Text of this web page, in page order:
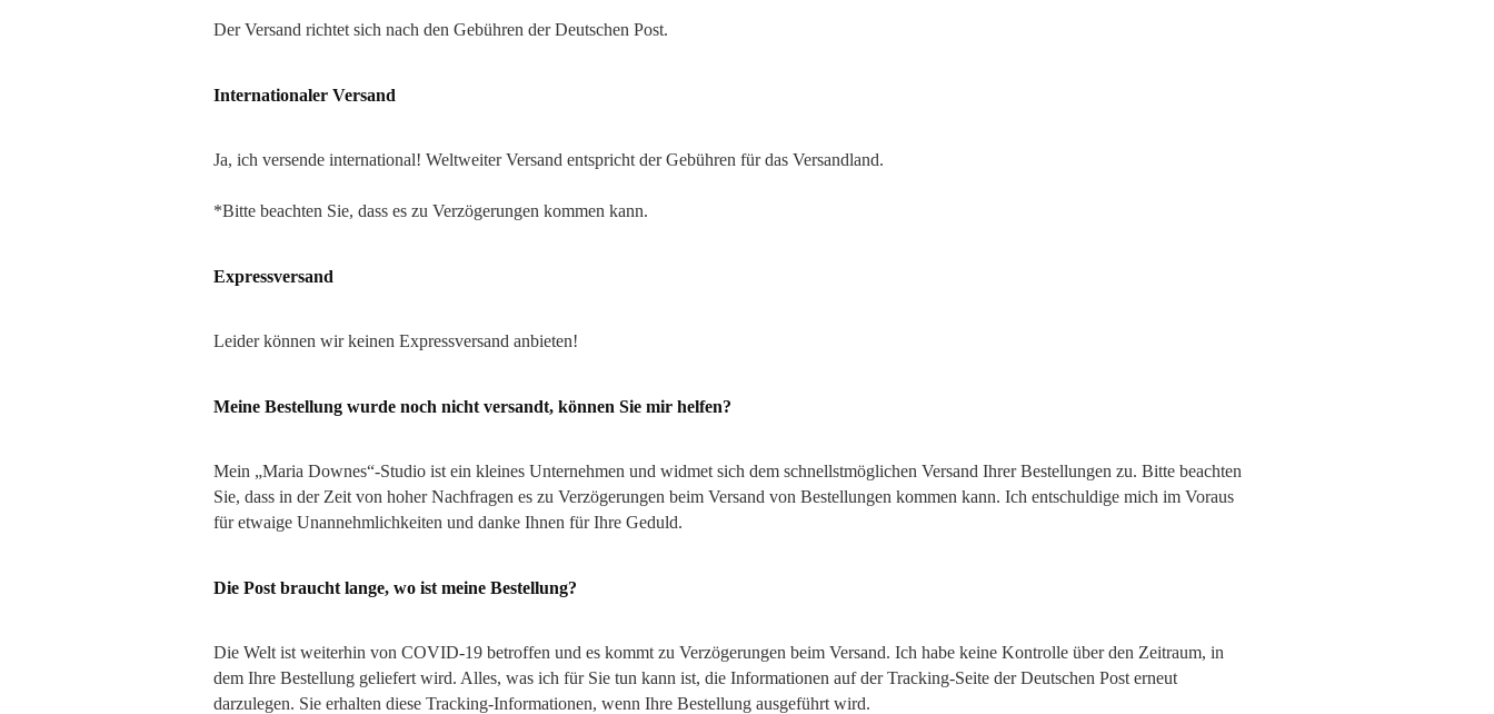
Der Versand richtet sich nach den Gebühren der Deutschen Post.
Internationaler Versand
Ja, ich versende international! Weltweiter Versand entspricht der Gebühren für das Versandland.
*Bitte beachten Sie, dass es zu Verzögerungen kommen kann.
Expressversand
Leider können wir keinen Expressversand anbieten!
Meine Bestellung wurde noch nicht versandt, können Sie mir helfen?
Mein „Maria Downes“-Studio ist ein kleines Unternehmen und widmet sich dem schnellstmöglichen Versand Ihrer Bestellungen zu. Bitte beachten
Sie, dass in der Zeit von hoher Nachfragen es zu Verzögerungen beim Versand von Bestellungen kommen kann. Ich entschuldige mich im Voraus
für etwaige Unannehmlichkeiten und danke Ihnen für Ihre Geduld.
Die Post braucht lange, wo ist meine Bestellung?
Die Welt ist weiterhin von COVID-19 betroffen und es kommt zu Verzögerungen beim Versand. Ich habe keine Kontrolle über den Zeitraum, in
dem Ihre Bestellung geliefert wird. Alles, was ich für Sie tun kann ist, die Informationen auf der Tracking-Seite der Deutschen Post erneut
darzulegen. Sie erhalten diese Tracking-Informationen, wenn Ihre Bestellung ausgeführt wird.